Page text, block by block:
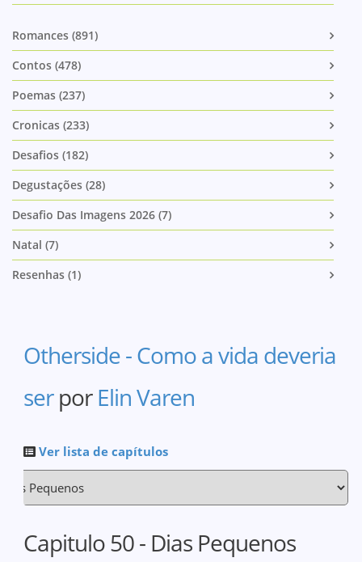
Romances (891)
Contos (478)
Poemas (237)
Cronicas (233)
Desafios (182)
Degustações (28)
Desafio Das Imagens 2026 (7)
Natal (7)
Resenhas (1)
Otherside - Como a vida deveria
serporElin Varen
Ver lista de capítulos
Capitulo 50 - Dias Pequenos